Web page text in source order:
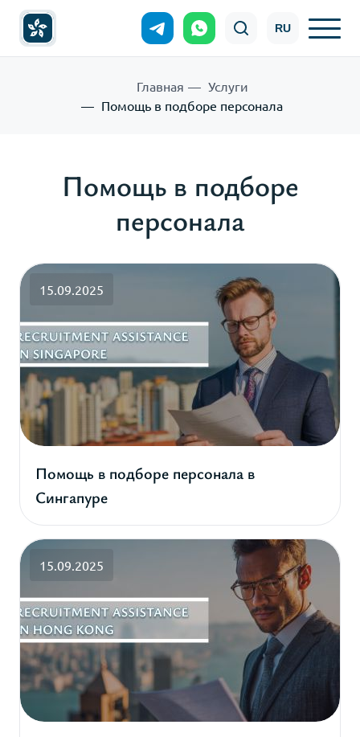
RU
Главная
Услуги
Помощь в подборе персонала
Помощь в подборе
персонала
15.09.2025
Помощь в подборе персонала в
Сингапуре
15.09.2025